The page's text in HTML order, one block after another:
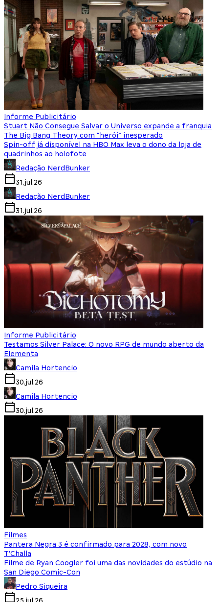
Informe Publicitário
Stuart Não Consegue Salvar o Universo expande a franquia
The Big Bang Theory com “herói” inesperado
Spin-off já disponível na HBO Max leva o dono da loja de
quadrinhos ao holofote
Redação NerdBunker
31.jul.26
Redação NerdBunker
31.jul.26
Informe Publicitário
Testamos Silver Palace: O novo RPG de mundo aberto da
Elementa
Camila Hortencio
30.jul.26
Camila Hortencio
30.jul.26
Filmes
Pantera Negra 3 é confirmado para 2028, com novo
T'Challa
Filme de Ryan Coogler foi uma das novidades do estúdio na
San Diego Comic-Con
Pedro Siqueira
25.jul.26